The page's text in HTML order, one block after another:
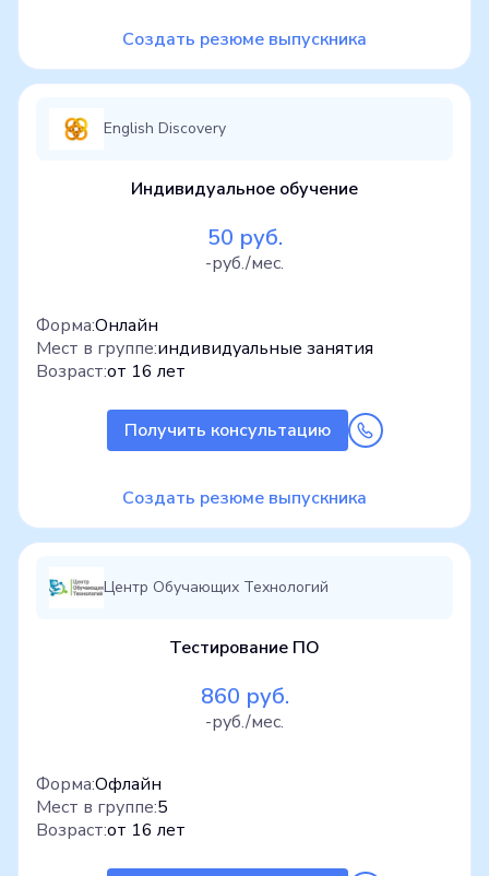
Создать резюме выпускника
English Discovery
Индивидуальное обучение
50 руб.
-руб./мес.
Форма:Онлайн
Мест в группе:индивидуальные занятия
Возраст:от 16 лет
Получить консультацию
Создать резюме выпускника
Центр Обучающих Технологий
Тестирование ПО
860 руб.
-руб./мес.
Форма:Офлайн
Мест в группе:5
Возраст:от 16 лет